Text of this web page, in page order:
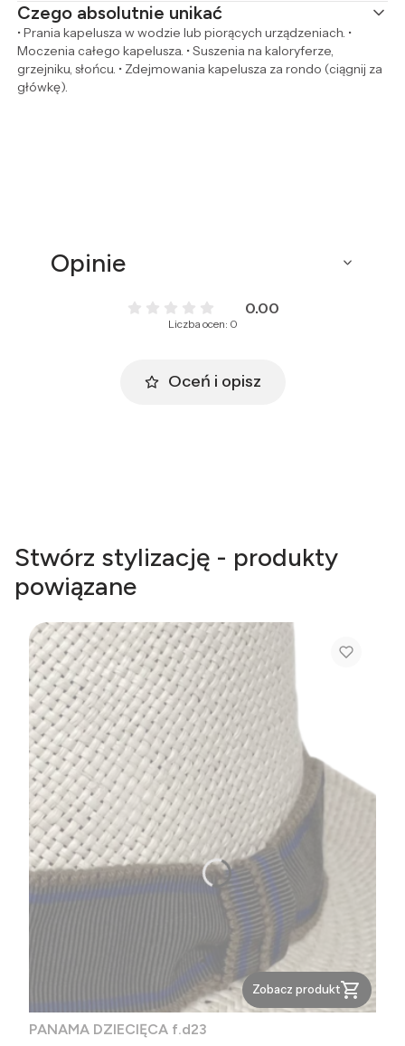
Czego absolutnie unikać
• Prania kapelusza w wodzie lub piorących urządzeniach. •
Moczenia całego kapelusza. • Suszenia na kaloryferze,
grzejniku, słońcu. • Zdejmowania kapelusza za rondo (ciągnij za
główkę).
Opinie
0.00
Liczba ocen: 0
Oceń i opisz
Stwórz stylizację - produkty
powiązane
Zobacz produkt
PANAMA DZIECIĘCA f.d23